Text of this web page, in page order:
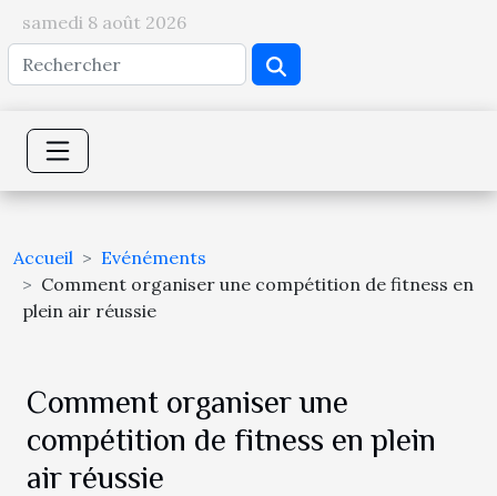
samedi 8 août 2026
Accueil
Evénéments
Comment organiser une compétition de fitness en
plein air réussie
Comment organiser une
compétition de fitness en plein
air réussie